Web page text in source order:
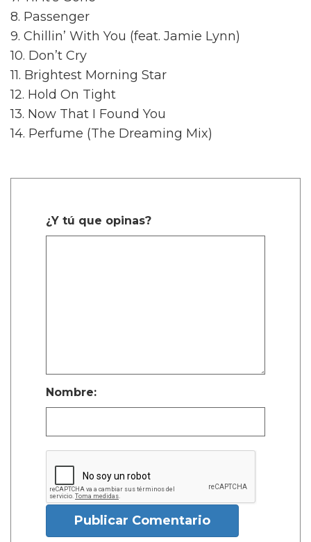
8. Passenger
9. Chillin’ With You (feat. Jamie Lynn)
10. Don’t Cry
11. Brightest Morning Star
12. Hold On Tight
13. Now That I Found You
14. Perfume (The Dreaming Mix)
¿Y tú que opinas?
Nombre:
Publicar Comentario